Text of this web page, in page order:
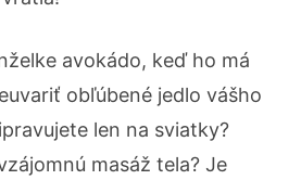
avokádo, keď ho má
obľúbené jedlo vášho
len na sviatky?
masáž tela? Je